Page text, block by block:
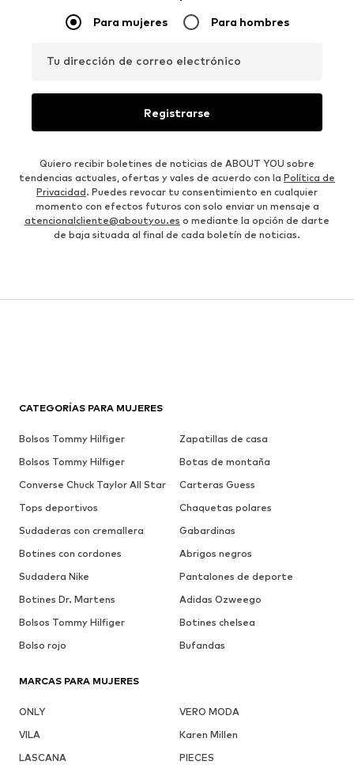
Para mujeres Para hombres
Tu dirección de correo electrónico
Registrarse
Quiero recibir boletines de noticias de ABOUT YOU sobre
tendencias actuales, ofertas y vales de acuerdo con la Política de
Privacidad. Puedes revocar tu consentimiento en cualquier
momento con efectos futuros con solo enviar un mensaje a
atencionalcliente@aboutyou.es o mediante la opción de darte
de baja situada al final de cada boletín de noticias.
CATEGORÍAS PARA MUJERES
Bolsos Tommy Hilfiger
Zapatillas de casa
Bolsos Tommy Hilfiger
Botas de montaña
Converse Chuck Taylor All Star
Carteras Guess
Tops deportivos
Chaquetas polares
Sudaderas con cremallera
Gabardinas
Botines con cordones
Abrigos negros
Sudadera Nike
Pantalones de deporte
Botines Dr. Martens
Adidas Ozweego
Bolsos Tommy Hilfiger
Botines chelsea
Bolso rojo
Bufandas
MARCAS PARA MUJERES
ONLY
VERO MODA
VILA
Karen Millen
LASCANA
PIECES